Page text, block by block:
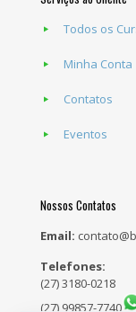
Todos os
Minha Conta
Contatos
Eventos
Nossos Contatos
Email:
Telefones:
(27) 3180-0218
(27) 99857-7740